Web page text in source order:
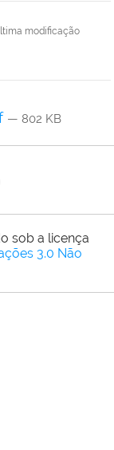
modificação
— 802 KB
sob a licença
3.0 Não